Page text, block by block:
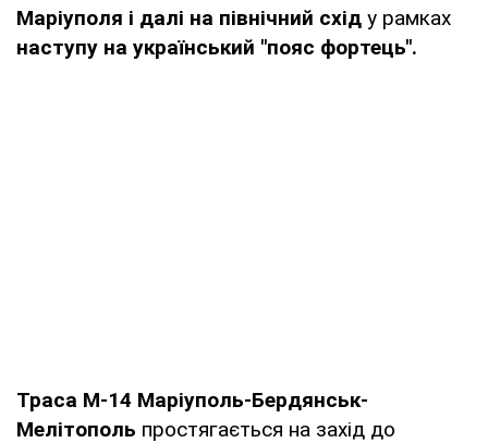
Маріуполя і далі на північний схід у рамках
наступу на український "пояс фортець".
Траса М-14 Маріуполь-Бердянськ-
Мелітополь простягається на захід до